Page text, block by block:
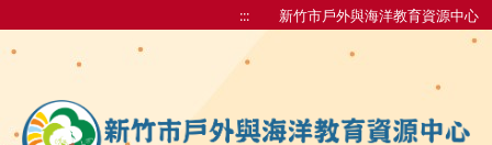
::: 新竹市戶外與海洋教育資源中心